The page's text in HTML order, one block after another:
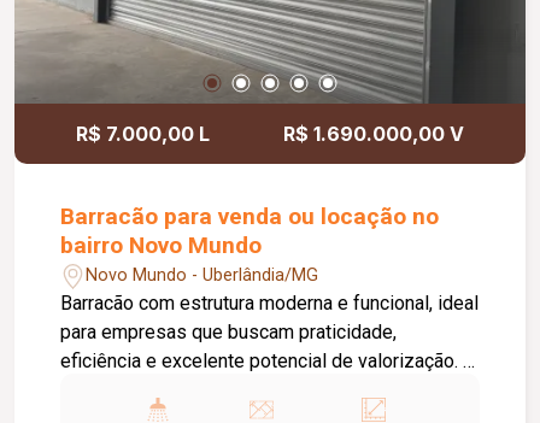
R$ 7.000,00 L R$ 1.690.000,00 V
Barracão para venda ou locação no
bairro Novo Mundo
Novo Mundo - Uberlândia/MG
Barracão com estrutura moderna e funcional, ideal
para empresas que buscam praticidade,
eficiência e excelente potencial de valorização. O